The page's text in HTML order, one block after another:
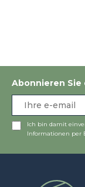
Abonnieren
Ich bin damit
Informationen per